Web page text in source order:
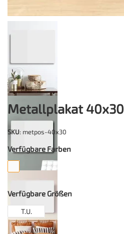
Metallplakat 40x30
SKU: metpos-40x30
Verfügbare Farben
Verfügbare Größen
T.U.